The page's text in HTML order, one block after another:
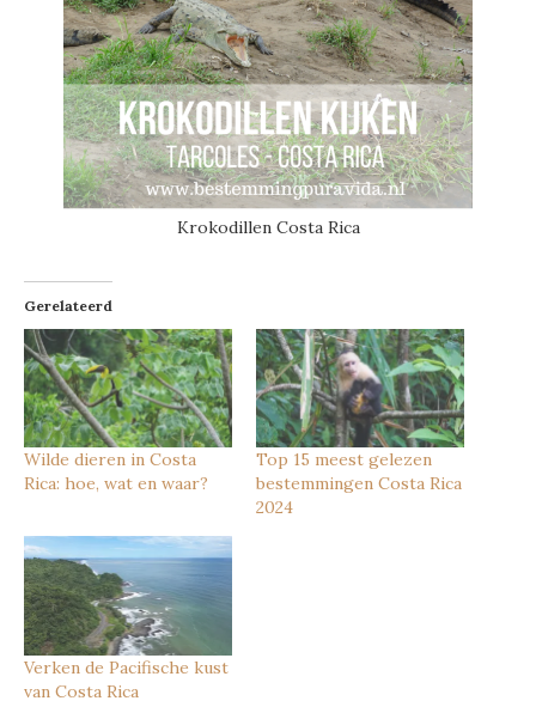
Krokodillen Costa Rica
Gerelateerd
Wilde dieren in Costa
Rica: hoe, wat en waar?
Top 15 meest gelezen
bestemmingen Costa Rica
2024
Verken de Pacifische kust
van Costa Rica